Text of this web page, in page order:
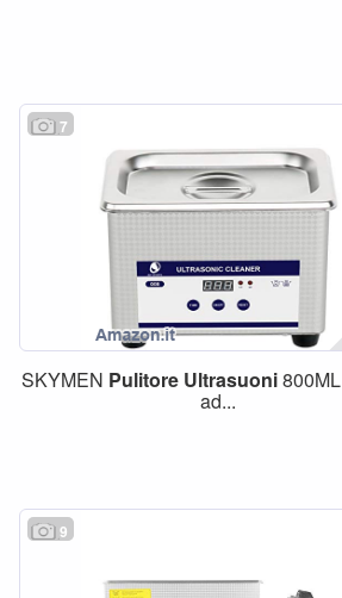
7
SKYMEN Pulitore Ultrasuoni800ML
ad...
9